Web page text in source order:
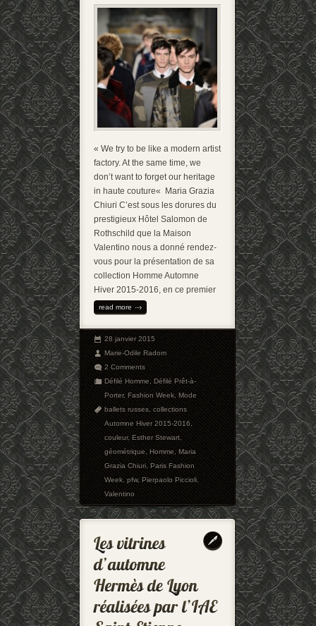
« We try to be like a modern artist
factory. At the same time, we
don’t want to forget our heritage
in haute couture« Maria Grazia
Chiuri C’est sous les dorures du
prestigieux Hôtel Salomon de
Rothschild que la Maison
Valentino nous a donné rendez-
vous pour la présentation de sa
collection Homme Automne
Hiver 2015-2016, en ce premier
read more
28 janvier 2015
Marie-Odile Radom
2 Comments
Défilé Homme,Défilé Prêt-à-
Porter,Fashion Week,Mode
ballets russes,collections
Automne Hiver 2015-2016,
couleur,Esther Stewart,
géométrique,Homme,Maria
Grazia Chiuri,Paris Fashion
Week,pfw,Pierpaolo Piccioli,
Valentino